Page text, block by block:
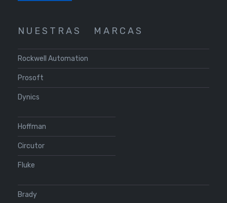
N U E S T R A S M A R C A S
Rockwell Automation
Prosoft
Dynics
Hoffman
Circutor
Fluke
Brady